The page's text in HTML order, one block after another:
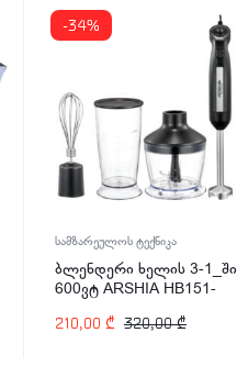
-34%
სამზარეულოს ტექნიკა
ბლენდერი ხელის 3-1_ში
600ვტ ARSHIA HB151-
320,00₾
210,00 ₾